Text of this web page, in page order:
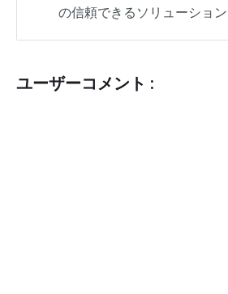
の信頼できるソリューション
ユーザーコメント :